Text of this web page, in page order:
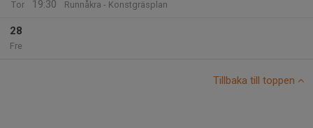
Tor
19:30
Runnåkra - Konstgräsplan
28
Fre
Tillbaka till toppen